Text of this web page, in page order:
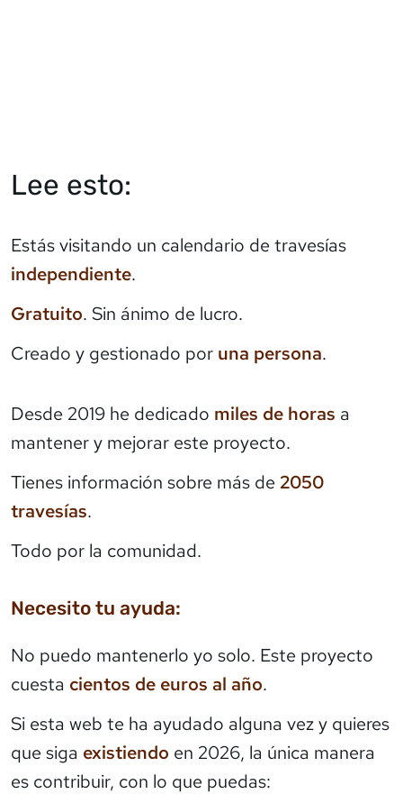
Lee esto:
Estás visitando un calendario de travesías
independiente.
Gratuito. Sin ánimo de lucro.
Creado y gestionado por una persona.
Desde 2019 he dedicado miles de horas a
mantener y mejorar este proyecto.
Tienes información sobre más de 2050
travesías.
Todo por la comunidad.
Necesito tu ayuda:
No puedo mantenerlo yo solo. Este proyecto
cuesta cientos de euros al año.
Si esta web te ha ayudado alguna vez y quieres
que siga existiendo en 2026, la única manera
es contribuir, con lo que puedas: